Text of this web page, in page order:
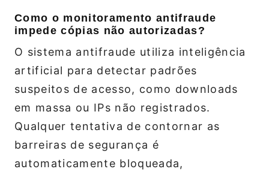
Como o monitoramento antifraude
impede cópias não autorizadas?
O sistema antifraude utiliza inteligência
artificial para detectar padrões
suspeitos de acesso, como downloads
em massa ou IPs não registrados.
Qualquer tentativa de contornar as
barreiras de segurança é
automaticamente bloqueada,